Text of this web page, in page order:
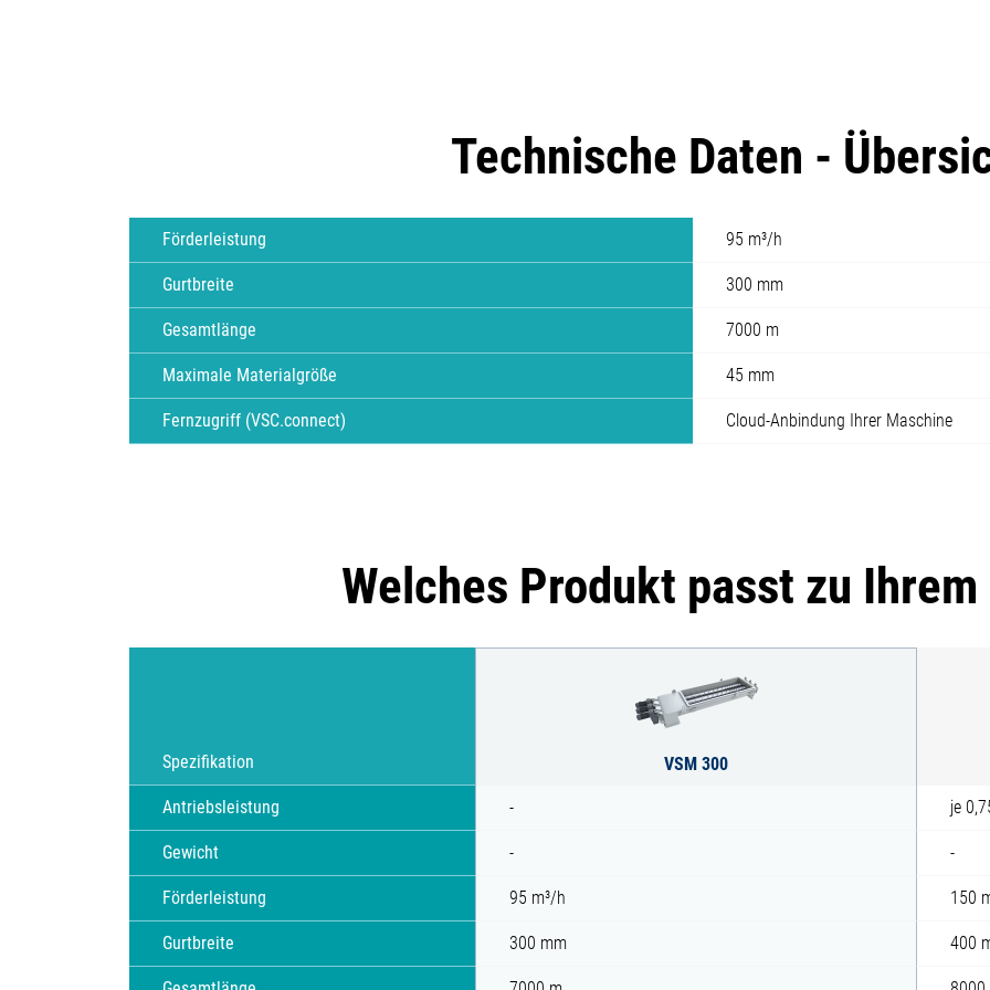
Technische Daten -
Förderleistung 95 m³/h
Gurtbreite 300 mm
Gesamtlänge 7000 m
Maximale Materialgröße 45 mm
Fernzugriff (VSC.connect) Cloud-Anbindung Ihrer Maschine
Welches Produkt passt zu
Spezifikation VSM 300
Antriebsleistung - je
Gewicht - -
Förderleistung 95 m³/h 150
Gurtbreite 300 mm 400